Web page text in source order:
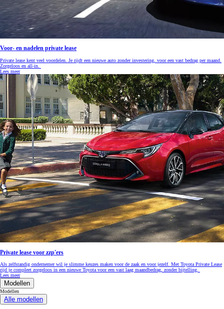
Voor- en nadelen private lease
Private lease kent veel voordelen. Je rijdt een nieuwe auto zonder investering, voor een vast bedrag per maand.
Zorgeloos en all-in.
Lees meer
Private lease voor zzp'ers
Als zelfstandig ondernemer wil je slimme keuzes maken voor de zaak en voor jezelf. Met Toyota Private Lease
rijd je compleet zorgeloos in een nieuwe Toyota voor een vast laag maandbedrag, zonder bijtelling.
Lees meer
Modellen
Modellen
Alle modellen